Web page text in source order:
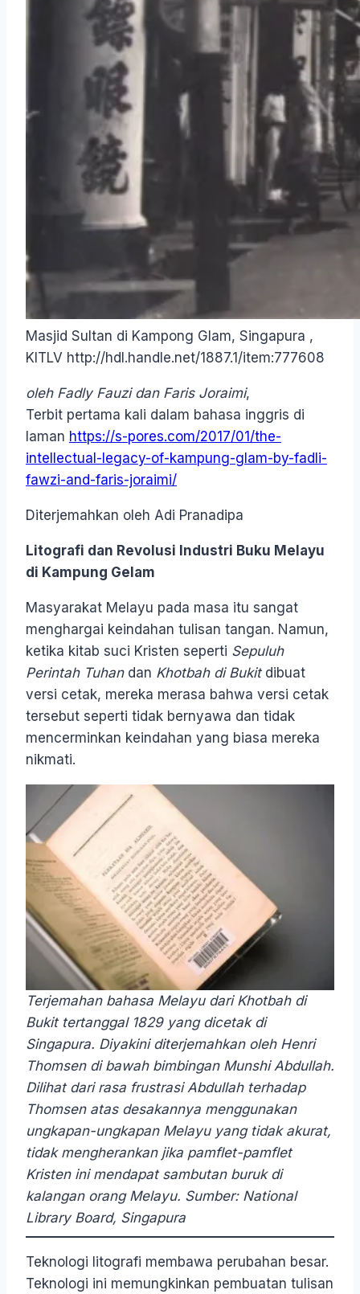
Masjid Sultan di Kampong Glam, Singapura ,
KITLV http://hdl.handle.net/1887.1/item:777608
oleh Fadly Fauzi dan Faris Joraimi,
Terbit pertama kali dalam bahasa inggris di
laman https://s-pores.com/2017/01/the-
intellectual-legacy-of-kampung-glam-by-fadli-
fawzi-and-faris-joraimi/
Diterjemahkan oleh Adi Pranadipa
Litografi dan Revolusi Industri Buku Melayu
di Kampung Gelam
Masyarakat Melayu pada masa itu sangat
menghargai keindahan tulisan tangan. Namun,
ketika kitab suci Kristen seperti Sepuluh
Perintah Tuhandan Khotbah di Bukitdibuat
versi cetak, mereka merasa bahwa versi cetak
tersebut seperti tidak bernyawa dan tidak
mencerminkan keindahan yang biasa mereka
nikmati.
Terjemahan bahasa Melayu dari Khotbah di
Bukit tertanggal 1829 yang dicetak di
Singapura. Diyakini diterjemahkan oleh Henri
Thomsen di bawah bimbingan Munshi Abdullah.
Dilihat dari rasa frustrasi Abdullah terhadap
Thomsen atas desakannya menggunakan
ungkapan-ungkapan Melayu yang tidak akurat,
tidak mengherankan jika pamflet-pamflet
Kristen ini mendapat sambutan buruk di
kalangan orang Melayu. Sumber: National
Library Board, Singapura
Teknologi litografi membawa perubahan besar.
Teknologi ini memungkinkan pembuatan tulisan